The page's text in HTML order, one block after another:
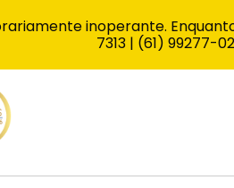
inoperante.
7313 | (61) 99277-